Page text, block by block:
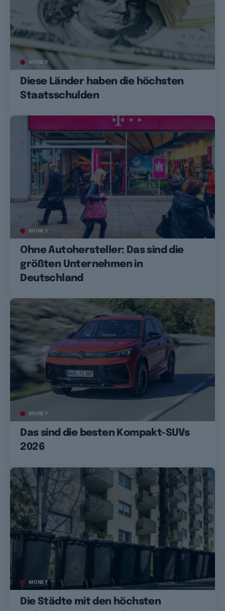
MONEY
Diese Länder haben die höchsten
Staatsschulden
MONEY
Ohne Autohersteller: Das sind die
größten Unternehmen in
Deutschland
MONEY
Das sind die besten Kompakt-SUVs
2026
MONEY
Die Städte mit den höchsten